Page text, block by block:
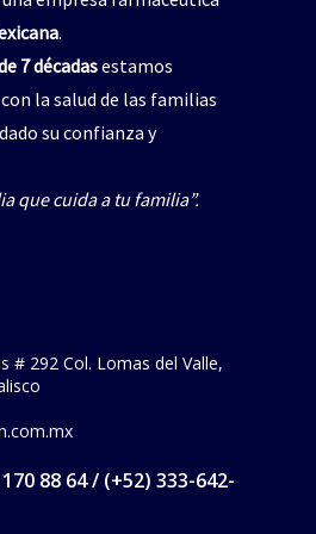
.
7 décadasestamos
la salud de las familias
su confianza y
que cuida a tu familia”.
# 292 Col. Lomas del Valle,
88 64 / (+52) 333-642-